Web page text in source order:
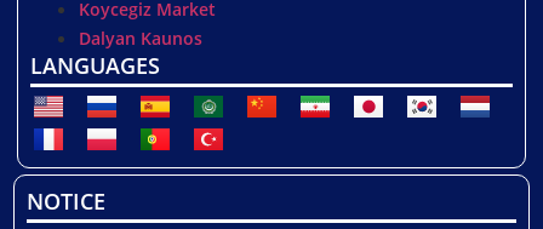
Koycegiz Market
Dalyan Kaunos
LANGUAGES
NOTICE